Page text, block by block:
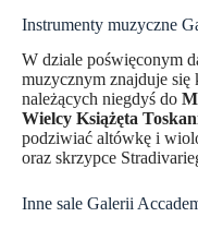
Instrumenty muzyczne
W dziale poświęconym
muzycznym znajduje się
należących niegdyś do
Wielcy Książęta
podziwiać altówkę i
oraz skrzypce
Inne sale Galerii